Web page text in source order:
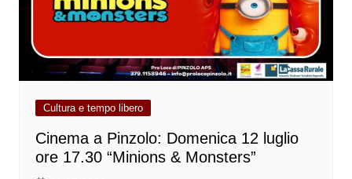
Cultura e tempo libero
Cinema a Pinzolo: Domenica 12 luglio
ore 17.30 “Minions & Monsters”